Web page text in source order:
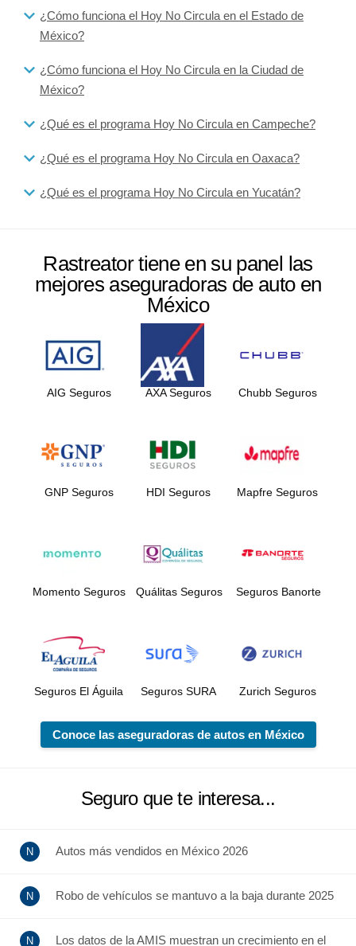
¿Cómo funciona el Hoy No Circula en el Estado de
México?
¿Cómo funciona el Hoy No Circula en la Ciudad de
México?
¿Qué es el programa Hoy No Circula en Campeche?
¿Qué es el programa Hoy No Circula en Oaxaca?
¿Qué es el programa Hoy No Circula en Yucatán?
Rastreator tiene en su panel las
mejores aseguradoras de auto en
México
AIG Seguros AXA Seguros Chubb Seguros
GNP Seguros HDI Seguros Mapfre Seguros
Momento Seguros Quálitas Seguros Seguros Banorte
Seguros El Águila Seguros SURA Zurich Seguros
Conoce las aseguradoras de autos en México
Seguro que te interesa...
Autos más vendidos en México 2026
Robo de vehículos se mantuvo a la baja durante 2025
Los datos de la AMIS muestran un crecimiento en el